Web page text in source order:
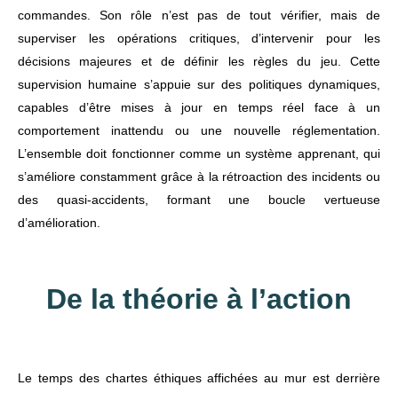
commandes. Son rôle n’est pas de tout vérifier, mais de
superviser les opérations critiques, d’intervenir pour les
décisions majeures et de définir les règles du jeu. Cette
supervision humaine s’appuie sur des politiques dynamiques,
capables d’être mises à jour en temps réel face à un
comportement inattendu ou une nouvelle réglementation.
L’ensemble doit fonctionner comme un système apprenant, qui
s’améliore constamment grâce à la rétroaction des incidents ou
des quasi-accidents, formant une boucle vertueuse
d’amélioration.
De la théorie à l’action
Le temps des chartes éthiques affichées au mur est derrière